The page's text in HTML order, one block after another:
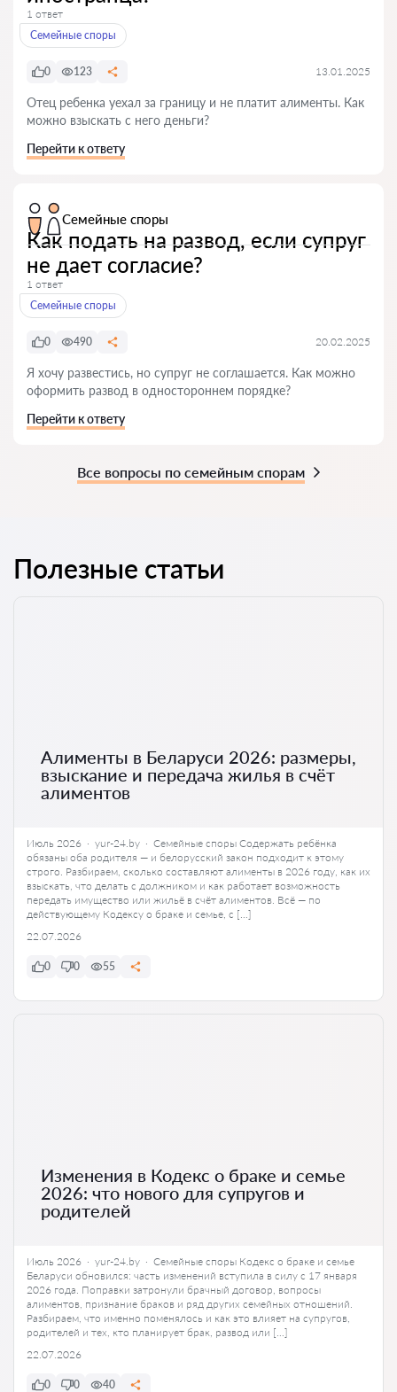
1 ответ
Семейные споры
0 123 13.01.2025
Отец ребенка уехал за границу и не платит алименты. Как
можно взыскать с него деньги?
Перейти к ответу
Семейные споры
Как подать на развод, если супруг
не дает согласие?
1 ответ
Семейные споры
0 490 20.02.2025
Я хочу развестись, но супруг не соглашается. Как можно
оформить развод в одностороннем порядке?
Перейти к ответу
Все вопросы по семейным спорам
Полезные статьи
Алименты в Беларуси 2026: размеры,
взыскание и передача жилья в счёт
алиментов
Июль 2026 · yur-24.by · Семейные споры Содержать ребёнка
обязаны оба родителя — и белорусский закон подходит к этому
строго. Разбираем, сколько составляют алименты в 2026 году, как их
взыскать, что делать с должником и как работает возможность
передать имущество или жильё в счёт алиментов. Всё — по
действующему Кодексу о браке и семье, с […]
22.07.2026
0 0 55
Изменения в Кодекс о браке и семье
2026: что нового для супругов и
родителей
Июль 2026 · yur-24.by · Семейные споры Кодекс о браке и семье
Беларуси обновился: часть изменений вступила в силу с 17 января
2026 года. Поправки затронули брачный договор, вопросы
алиментов, признание браков и ряд других семейных отношений.
Разбираем, что именно поменялось и как это влияет на супругов,
родителей и тех, кто планирует брак, развод или […]
22.07.2026
0 0 40